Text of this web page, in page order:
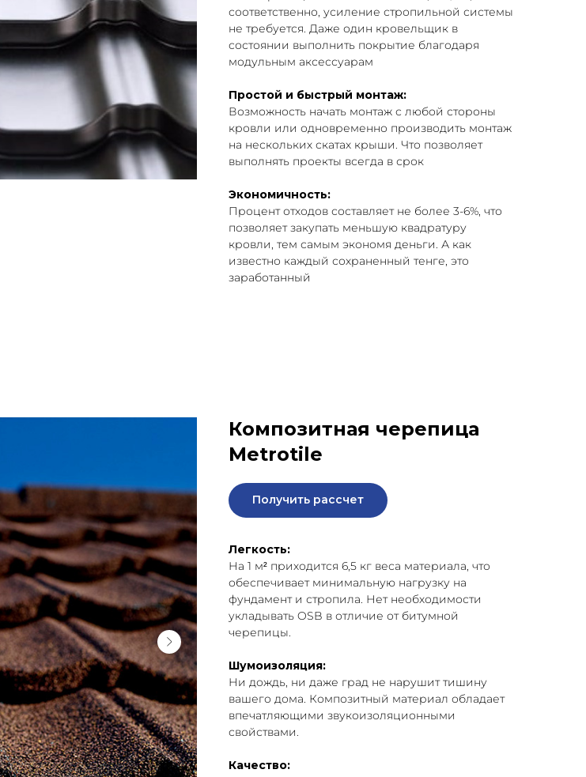
соответственно, усиление стропильной системы
не требуется. Даже один кровельщик в
состоянии выполнить покрытие благодаря
модульным аксессуарам
Простой и быстрый монтаж:
Возможность начать монтаж с любой стороны
кровли или одновременно производить монтаж
на нескольких скатах крыши. Что позволяет
выполнять проекты всегда в срок
Экономичность:
Процент отходов составляет не более 3-6%, что
позволяет закупать меньшую квадратуру
кровли, тем самым экономя деньги. А как
известно каждый сохраненный тенге, это
заработанный
Композитная черепица
Metrotile
Получить рассчет
Легкость:
На 1 м² приходится 6,5 кг веса материала, что
обеспечивает минимальную нагрузку на
фундамент и стропила. Нет необходимости
укладывать OSB в отличие от битумной
черепицы.
Шумоизоляция:
Ни дождь, ни даже град не нарушит тишину
вашего дома. Композитный материал обладает
впечатляющими звукоизоляционными
свойствами.
Качество: